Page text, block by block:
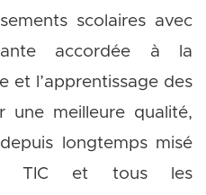
scolaires avec
accordée à la
et l’apprentissage des
meilleure qualité,
longtemps misé
TIC et tous les